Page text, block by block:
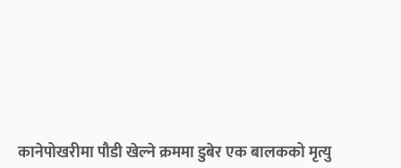
कानेपोखरीमा पौडी खेल्ने क्रममा डुबेर एक बालकको मृत्यु